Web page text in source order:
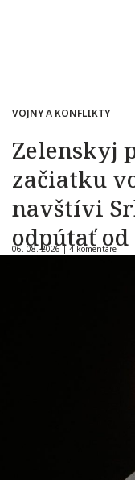
VOJNY A KONFLIKTY
Zelenskyj
začiatku
navštívi
odpútať
06. 08. 2026 | 4 komentáre